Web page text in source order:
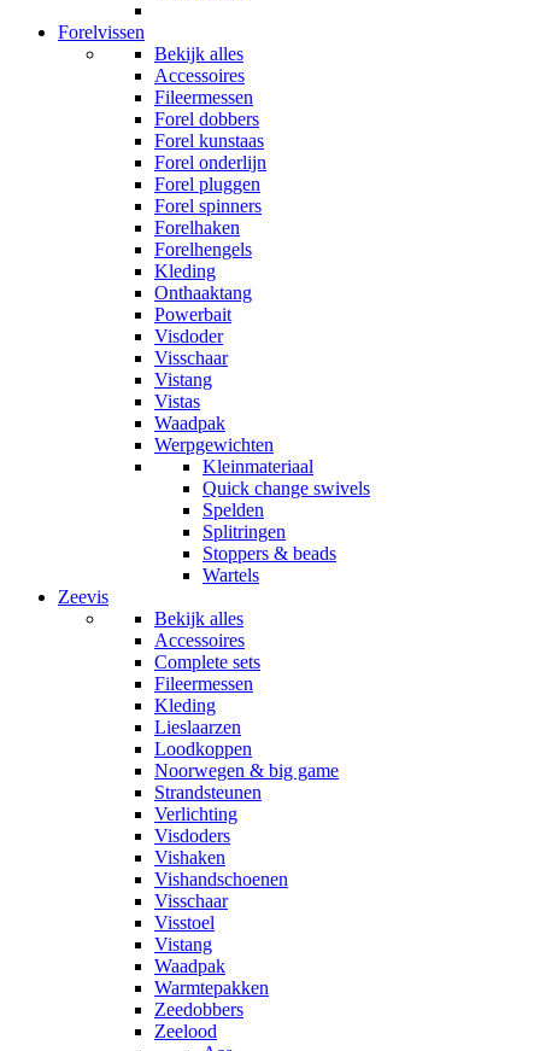
Forelvissen
Bekijk alles
Accessoires
Fileermessen
Forel dobbers
Forel kunstaas
Forel onderlijn
Forel pluggen
Forel spinners
Forelhaken
Forelhengels
Kleding
Onthaaktang
Powerbait
Visdoder
Visschaar
Vistang
Vistas
Waadpak
Werpgewichten
Kleinmateriaal
Quick change swivels
Spelden
Splitringen
Stoppers & beads
Wartels
Zeevis
Bekijk alles
Accessoires
Complete sets
Fileermessen
Kleding
Lieslaarzen
Loodkoppen
Noorwegen & big game
Strandsteunen
Verlichting
Visdoders
Vishaken
Vishandschoenen
Visschaar
Visstoel
Vistang
Waadpak
Warmtepakken
Zeedobbers
Zeelood